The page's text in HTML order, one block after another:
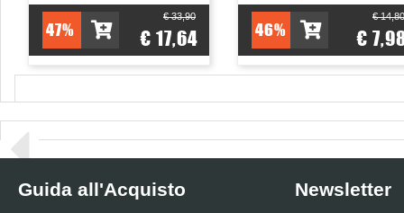
47%
€ 33,90
€ 17,64 46%
€ 14,80
€
Guida all'Acquisto Newsletter